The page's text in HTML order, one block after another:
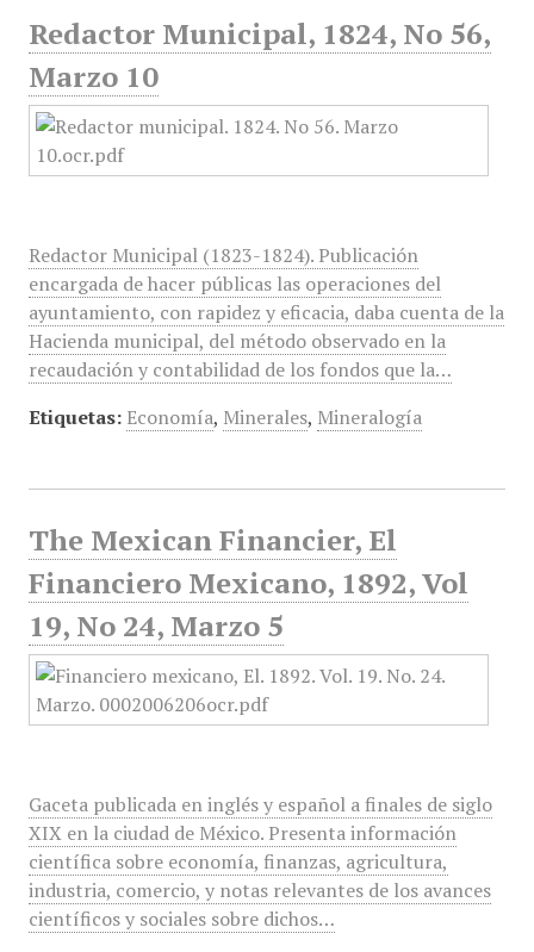
Redactor Municipal, 1824, No 56,
Marzo 10
Redactor Municipal (1823-1824). Publicación
encargada de hacer públicas las operaciones del
ayuntamiento, con rapidez y eficacia, daba cuenta de la
Hacienda municipal, del método observado en la
recaudación y contabilidad de los fondos que la…
Etiquetas: Economía, Minerales, Mineralogía
The Mexican Financier, El
Financiero Mexicano, 1892, Vol
19, No 24, Marzo 5
Gaceta publicada en inglés y español a finales de siglo
XIX en la ciudad de México. Presenta información
científica sobre economía, finanzas, agricultura,
industria, comercio, y notas relevantes de los avances
científicos y sociales sobre dichos…